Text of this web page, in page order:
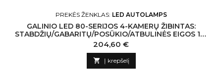
PREKĖS ŽENKLAS: LED AUTOLAMPS
GALINIO LED 80-SERIJOS 4-KAMERŲ ŽIBINTAS:
STABDŽIŲ/GABARITŲ/POSŪKIO/ATBULINĖS EIGOS 12-
24V
Kaina
204,60 €
 Į krepšelį